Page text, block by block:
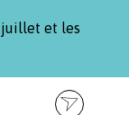
juillet et les